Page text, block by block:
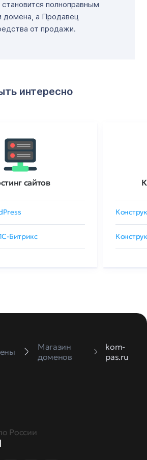
полноправным
домена, а Продавец
от продажи.
интересно
сайтов
Битрикс
Магазин
доменов
kom-
pas.ru
России